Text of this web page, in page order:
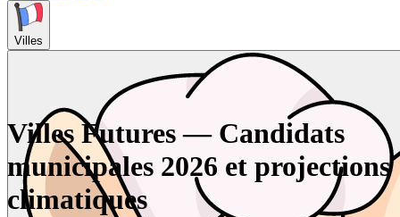
Villes
Villes Futures — Candidats
municipales 2026 et projections
climatiques